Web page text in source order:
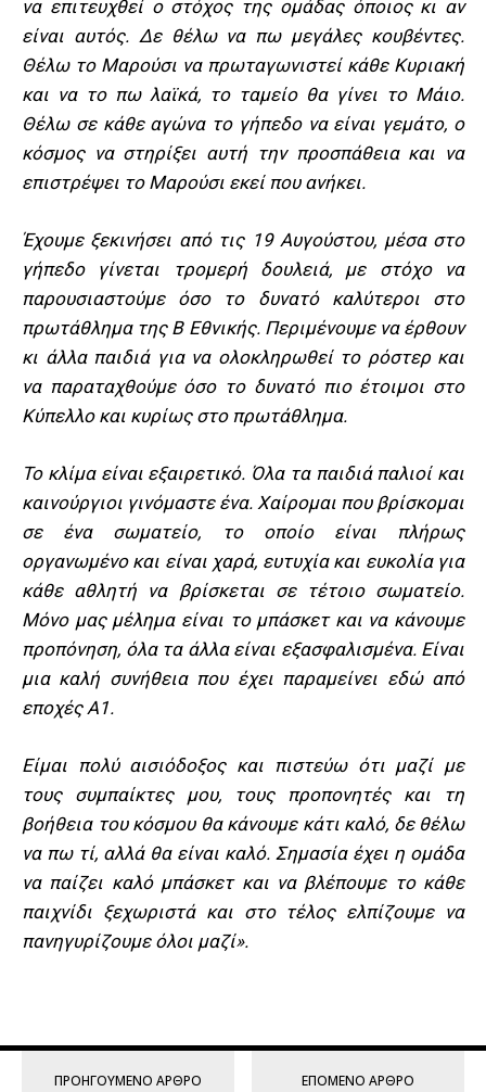
να επιτευχθεί ο στόχος της ομάδας όποιος κι αν
είναι αυτός. Δε θέλω να πω μεγάλες κουβέντες.
Θέλω το Μαρούσι να πρωταγωνιστεί κάθε Κυριακή
και να το πω λαϊκά, το ταμείο θα γίνει το Μάιο.
Θέλω σε κάθε αγώνα το γήπεδο να είναι γεμάτο, ο
κόσμος να στηρίξει αυτή την προσπάθεια και να
επιστρέψει το Μαρούσι εκεί που ανήκει.
Έχουμε ξεκινήσει από τις 19 Αυγούστου, μέσα στο
γήπεδο γίνεται τρομερή δουλειά, με στόχο να
παρουσιαστούμε όσο το δυνατό καλύτεροι στο
πρωτάθλημα της Β Εθνικής. Περιμένουμε να έρθουν
κι άλλα παιδιά για να ολοκληρωθεί το ρόστερ και
να παραταχθούμε όσο το δυνατό πιο έτοιμοι στο
Κύπελλο και κυρίως στο πρωτάθλημα.
Το κλίμα είναι εξαιρετικό. Όλα τα παιδιά παλιοί και
καινούργιοι γινόμαστε ένα. Χαίρομαι που βρίσκομαι
σε ένα σωματείο, το οποίο είναι πλήρως
οργανωμένο και είναι χαρά, ευτυχία και ευκολία για
κάθε αθλητή να βρίσκεται σε τέτοιο σωματείο.
Μόνο μας μέλημα είναι το μπάσκετ και να κάνουμε
προπόνηση, όλα τα άλλα είναι εξασφαλισμένα. Είναι
μια καλή συνήθεια που έχει παραμείνει εδώ από
εποχές Α1.
Είμαι πολύ αισιόδοξος και πιστεύω ότι μαζί με
τους συμπαίκτες μου, τους προπονητές και τη
βοήθεια του κόσμου θα κάνουμε κάτι καλό, δε θέλω
να πω τί, αλλά θα είναι καλό. Σημασία έχει η ομάδα
να παίζει καλό μπάσκετ και να βλέπουμε το κάθε
παιχνίδι ξεχωριστά και στο τέλος ελπίζουμε να
πανηγυρίζουμε όλοι μαζί».
ΠΡΟΗΓΟΎΜΕΝΟ ΆΡΘΡΟ ΕΠΌΜΕΝΟ ΆΡΘΡΟ